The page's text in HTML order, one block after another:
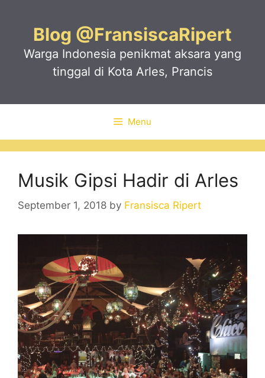
Blog @FransiscaRipert
Warga Indonesia penikmat aksara yang
tinggal di Kota Arles, Prancis
Menu
Musik Gipsi Hadir di Arles
September 1, 2018 by Fransisca Ripert